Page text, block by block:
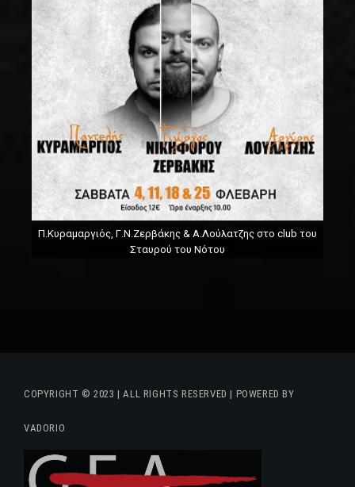
Π.Κυραμαργιός, Γ.Ν.Ζερβάκης & Α.Λούλατζης στο club του
Σταυρού του Νότου
COPYRIGHT © 2023 | ALL RIGHTS RESERVED | POWERED BY
VADORIO